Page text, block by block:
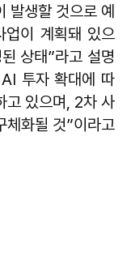
발생할 것으로 예
이 계획돼 있으
상태”라고 설명
투자 확대에 따
고 있으며, 2차 사
체화될 것”이라고